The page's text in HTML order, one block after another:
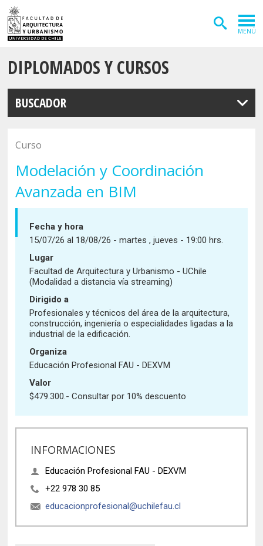
MENÚ
ADMISIÓN
CARRERAS
EXTENSIÓN
DEPARTAMENTOS
Diseño
Urbanismo
Vivienda
FACULTAD
Estudiantes Funcionarios
DIPLOMADOS Y CURSOS
BUSCADOR
Curso
Modelación y Coordinación
Avanzada en BIM
INFORMACIONES
Educación Profesional FAU - DEXVM
+22 978 30 85
educacionprofesional@uchilefau.cl
Fecha y hora
15/07/26 al 18/08/26 - martes , jueves - 19:00 hrs.
Lugar
Facultad de Arquitectura y Urbanismo - UChile
(Modalidad a distancia vía streaming)
Dirigido a
Profesionales y técnicos del área de la arquitectura,
construcción, ingeniería o especialidades ligadas a la
industrial de la edificación.
Organiza
Educación Profesional FAU - DEXVM
Valor
$479.300.- Consultar por 10% descuento